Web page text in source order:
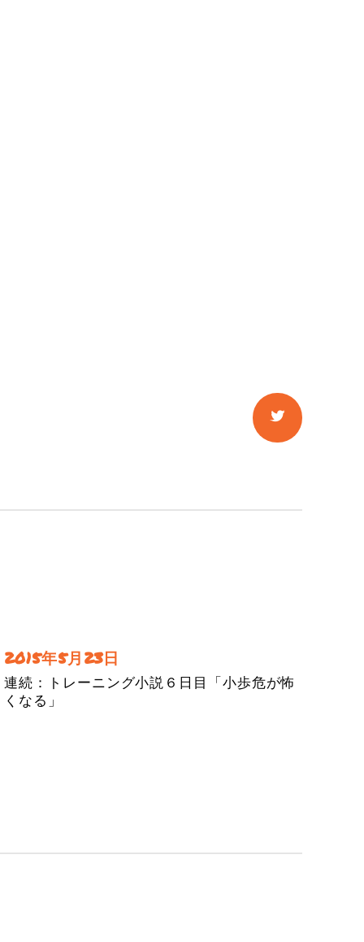
2015年5月23日
連続：トレーニング小説６日目「小歩危が怖
くなる」